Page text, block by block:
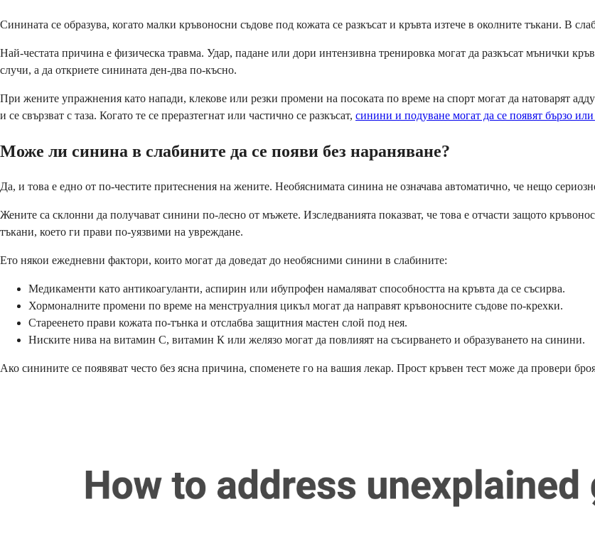
Синината се образува, когато малки кръвоносни съдове под кожата се разкъсат и кръвта изтече в околните тъкани. В
Най-честата причина е физическа травма. Удар, падане или дори интензивна тренировка могат да разкъсат мънички
случи, а да откриете синината ден-два по-късно.
При жените упражнения като напади, клекове или резки промени на посоката по време на спорт могат да натоварят
и се свързват с таза. Когато те се преразтегнат или частично се разкъсат, синини и подуване могат да се появят бързо
Може ли синина в слабините да се появи без нараняване?
Да, и това е едно от по-честите притеснения на жените. Необяснимата синина не означава автоматично, че нещо
Жените са склонни да получават синини по-лесно от мъжете. Изследванията показват, че това е отчасти защото
тъкани, което ги прави по-уязвими на увреждане.
Ето някои ежедневни фактори, които могат да доведат до необясними синини в слабините:
Медикаменти като антикоагуланти, аспирин или ибупрофен намаляват способността на кръвта да се съсирва.
Хормоналните промени по време на менструалния цикъл могат да направят кръвоносните съдове по-крехки.
Стареенето прави кожата по-тънка и отслабва защитния мастен слой под нея.
Ниските нива на витамин С, витамин К или желязо могат да повлияят на съсирването и образуването на синини.
Ако синините се появяват често без ясна причина, споменете го на вашия лекар. Прост кръвен тест може да провери